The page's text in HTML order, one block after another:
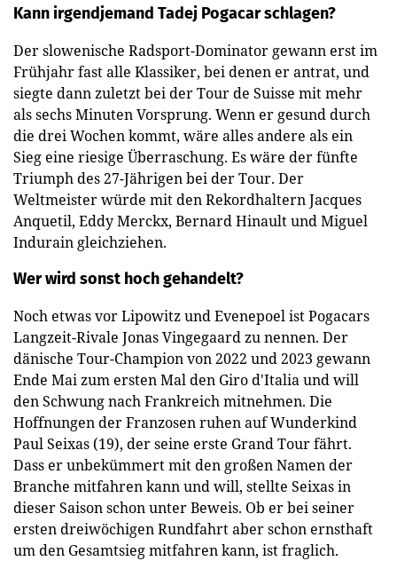
Kann irgendjemand Tadej Pogacar schlagen?
Der slowenische Radsport-Dominator gewann erst im
Frühjahr fast alle Klassiker, bei denen er antrat, und
siegte dann zuletzt bei der Tour de Suisse mit mehr
als sechs Minuten Vorsprung. Wenn er gesund durch
die drei Wochen kommt, wäre alles andere als ein
Sieg eine riesige Überraschung. Es wäre der fünfte
Triumph des 27-Jährigen bei der Tour. Der
Weltmeister würde mit den Rekordhaltern Jacques
Anquetil, Eddy Merckx, Bernard Hinault und Miguel
Indurain gleichziehen.
Wer wird sonst hoch gehandelt?
Noch etwas vor Lipowitz und Evenepoel ist Pogacars
Langzeit-Rivale Jonas Vingegaard zu nennen. Der
dänische Tour-Champion von 2022 und 2023 gewann
Ende Mai zum ersten Mal den Giro d'Italia und will
den Schwung nach Frankreich mitnehmen. Die
Hoffnungen der Franzosen ruhen auf Wunderkind
Paul Seixas (19), der seine erste Grand Tour fährt.
Dass er unbekümmert mit den großen Namen der
Branche mitfahren kann und will, stellte Seixas in
dieser Saison schon unter Beweis. Ob er bei seiner
ersten dreiwöchigen Rundfahrt aber schon ernsthaft
um den Gesamtsieg mitfahren kann, ist fraglich.